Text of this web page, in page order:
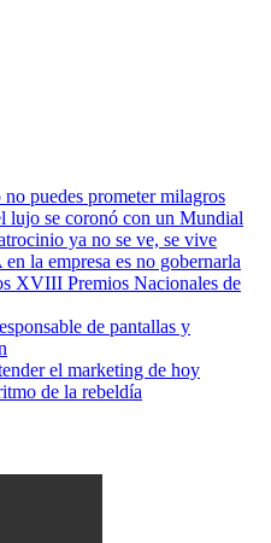
puedes prometer milagros
lujo se coronó con un Mundial
ya no se ve, se vive
la empresa es no gobernarla
XVIII Premios Nacionales de
de pantallas y
el marketing de hoy
de la rebeldía